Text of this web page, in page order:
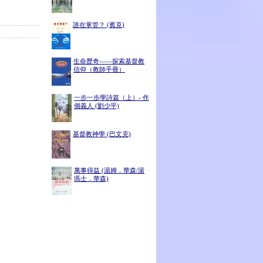
誰在掌管？ (賓克)
生命歷奇——探索基督教
信仰（教師手冊）
一步一步學詩篇（上）- 作
個義人 (劉少平)
基督教神學 (巴文克)
萬事得益 (湯姆．華森/湯
瑪士．華森)